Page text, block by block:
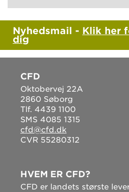
Nyhedsmail - Klik her
dig
CFD
Oktobervej 22A
2860 Søborg
Tlf. 4439 1100
SMS 4085 1315
cfd@cfd.dk
CVR 55280312
HVEM ER CFD?
CFD er landets største